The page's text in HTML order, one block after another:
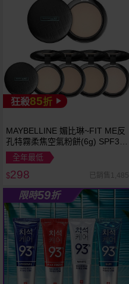
越多越
便宜
狂殺85折
MAYBELLINE 媚比琳~FIT ME反
孔特霧柔焦空氣粉餅(6g) SPF32
PA+++ 款式可選 空氣小圓餅
全年最低
$298 已銷售1,485
限時59折